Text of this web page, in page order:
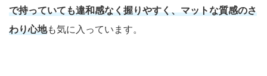
で持っていても違和感なく握りやすく、マットな質感のさ
わり心地も気に入っています。